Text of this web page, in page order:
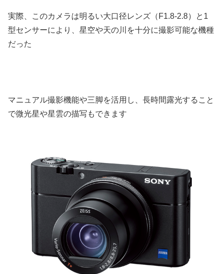
実際、このカメラは明るい大口径レンズ（F1.8-2.8）と1
型センサーにより、星空や天の川を十分に撮影可能な機種
だった
マニュアル撮影機能や三脚を活用し、長時間露光すること
で微光星や星雲の描写もできます